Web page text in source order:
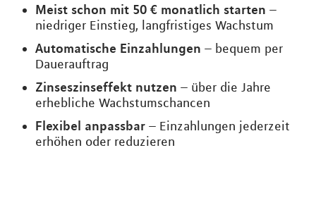
Meist schon mit 50 € monatlich starten –
niedriger Einstieg, langfristiges Wachstum
Automatische Einzahlungen – bequem per
Dauerauftrag
Zinseszinseffekt nutzen – über die Jahre
erhebliche Wachstumschancen
Flexibel anpassbar – Einzahlungen jederzeit
erhöhen oder reduzieren